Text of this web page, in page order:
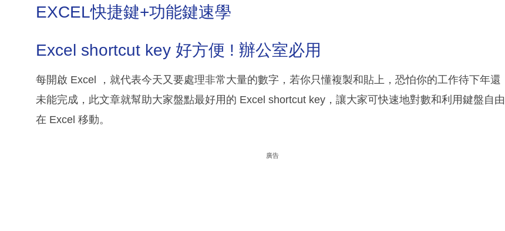
EXCEL快捷鍵+功能鍵速學
Excel shortcut key 好方便 ! 辦公室必用
每開啟 Excel ，就代表今天又要處理非常大量的數字，若你只懂複製和貼上，恐怕你的工作待下年還
未能完成，此文章就幫助大家盤點最好用的 Excel shortcut key，讓大家可快速地對數和利用鍵盤自由
在 Excel 移動。
廣告